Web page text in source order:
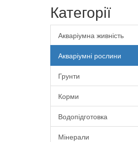
Категорії
Акваріумна живність
Акваріумні рослини
Грунти
Корми
Водопідготовка
Мінерали